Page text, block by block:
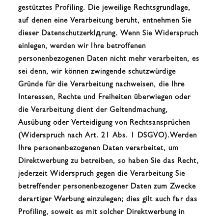
gestütztes Profiling. Die jeweilige Rechtsgrundlage,
auf denen eine Verarbeitung beruht, entnehmen Sie
dieser Datenschutzerklдrung. Wenn Sie Widerspruch
einlegen, werden wir Ihre betroffenen
personenbezogenen Daten nicht mehr verarbeiten, es
sei denn, wir können zwingende schutzwürdige
Gründe für die Verarbeitung nachweisen, die Ihre
Interessen, Rechte und Freiheiten überwiegen oder
die Verarbeitung dient der Geltendmachung,
Ausübung oder Verteidigung von Rechtsansprüchen
(Widerspruch nach Art. 21 Abs. 1 DSGVO).Werden
Ihre personenbezogenen Daten verarbeitet, um
Direktwerbung zu betreiben, so haben Sie das Recht,
jederzeit Widerspruch gegen die Verarbeitung Sie
betreffender personenbezogener Daten zum Zwecke
derartiger Werbung einzulegen; dies gilt auch fьr das
Profiling, soweit es mit solcher Direktwerbung in